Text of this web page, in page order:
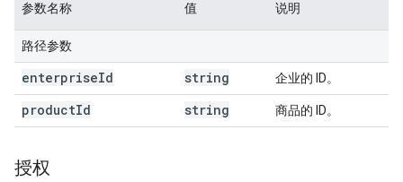
参数名称 值 说明
路径参数
enterpriseId string 企业的 ID。
productId string 商品的 ID。
授权